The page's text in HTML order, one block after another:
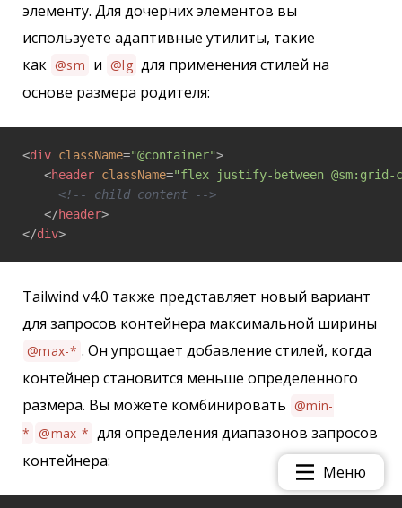
элементу. Для дочерних элементов вы
используете адаптивные утилиты, такие
как @sm и @lg для применения стилей на
основе размера родителя:
<div className="@container">
<header className="flex justify-between
<!-- child content -->
</header>
</div>
Tailwind v4.0 также представляет новый вариант
для запросов контейнера максимальной ширины
@max-* . Он упрощает добавление стилей, когда
контейнер становится меньше определенного
размера. Вы можете комбинировать @min-
* @max-* для определения диапазонов запросов
контейнера:
Меню